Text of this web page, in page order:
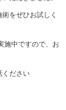
をぜひお試しく
施中ですので、お
ください